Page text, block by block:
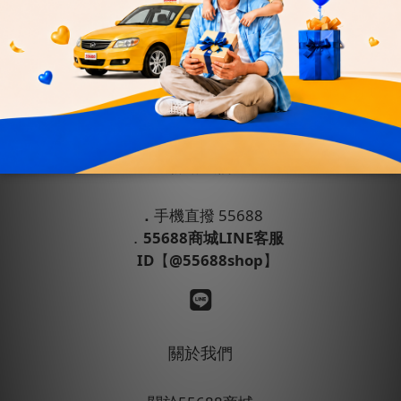
會員權益
運送政策
退換貨政策
條款與細則
隱私政策
． 手機直撥 55688
． 55688商城LINE客服
ID 【@55688shop】
關於我們